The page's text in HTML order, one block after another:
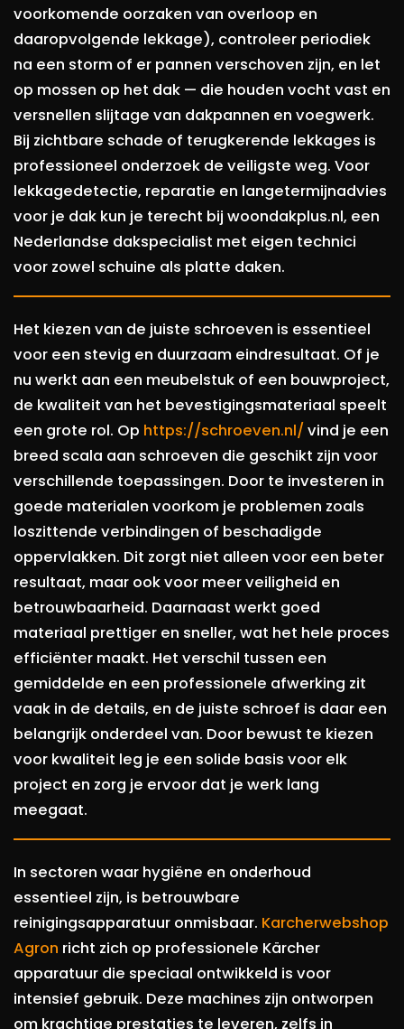
voorkomende oorzaken van overloop en
daaropvolgende lekkage), controleer periodiek
na een storm of er pannen verschoven zijn, en let
op mossen op het dak — die houden vocht vast en
versnellen slijtage van dakpannen en voegwerk.
Bij zichtbare schade of terugkerende lekkages is
professioneel onderzoek de veiligste weg. Voor
lekkagedetectie, reparatie en langetermijnadvies
voor je dak kun je terecht bij woondakplus.nl, een
Nederlandse dakspecialist met eigen technici
voor zowel schuine als platte daken.
Het kiezen van de juiste schroeven is essentieel
voor een stevig en duurzaam eindresultaat. Of je
nu werkt aan een meubelstuk of een bouwproject,
de kwaliteit van het bevestigingsmateriaal speelt
een grote rol. Op https://schroeven.nl/ vind je een
breed scala aan schroeven die geschikt zijn voor
verschillende toepassingen. Door te investeren in
goede materialen voorkom je problemen zoals
loszittende verbindingen of beschadigde
oppervlakken. Dit zorgt niet alleen voor een beter
resultaat, maar ook voor meer veiligheid en
betrouwbaarheid. Daarnaast werkt goed
materiaal prettiger en sneller, wat het hele proces
efficiënter maakt. Het verschil tussen een
gemiddelde en een professionele afwerking zit
vaak in de details, en de juiste schroef is daar een
belangrijk onderdeel van. Door bewust te kiezen
voor kwaliteit leg je een solide basis voor elk
project en zorg je ervoor dat je werk lang
meegaat.
In sectoren waar hygiëne en onderhoud
essentieel zijn, is betrouwbare
reinigingsapparatuur onmisbaar. Karcherwebshop
Agron richt zich op professionele Kärcher
apparatuur die speciaal ontwikkeld is voor
intensief gebruik. Deze machines zijn ontworpen
om krachtige prestaties te leveren, zelfs in